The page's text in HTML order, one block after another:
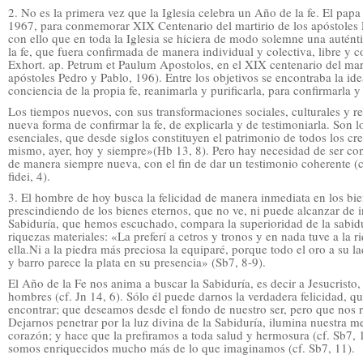
2. No es la primera vez que la Iglesia celebra un Año de la fe. El
1967, para conmemorar XIX Centenario del martirio de los apóstoles
con ello que en toda la Iglesia se hiciera de modo solemne una
la fe, que fuera confirmada de manera individual y colectiva, libre y
Exhort. ap. Petrum et Paulum Apostolos, en el XIX centenario del
apóstoles Pedro y Pablo, 196). Entre los objetivos se encontraba la
conciencia de la propia fe, reanimarla y purificarla, para confirmarla
Los tiempos nuevos, con sus transformaciones sociales, culturales y
nueva forma de confirmar la fe, de explicarla y de testimoniarla. Son
esenciales, que desde siglos constituyen el patrimonio de todos los
mismo, ayer, hoy y siempre»(Hb 13, 8). Pero hay necesidad de ser
de manera siempre nueva, con el fin de dar un testimonio coherente
fidei, 4).
3. El hombre de hoy busca la felicidad de manera inmediata en los
prescindiendo de los bienes eternos, que no ve, ni puede alcanzar
Sabiduría, que hemos escuchado, compara la superioridad de la
riquezas materiales: «La preferí a cetros y tronos y en nada tuve a la
ella.Ni a la piedra más preciosa la equiparé, porque todo el oro a su
y barro parece la plata en su presencia» (Sb7, 8-9).
El Año de la Fe nos anima a buscar la Sabiduría, es decir a
hombres (cf. Jn 14, 6). Sólo él puede darnos la verdadera felicidad,
encontrar; que deseamos desde el fondo de nuestro ser, pero que
Dejarnos penetrar por la luz divina de la Sabiduría, ilumina nuestra
corazón; y hace que la prefiramos a toda salud y hermosura (cf. Sb7,
somos enriquecidos mucho más de lo que imaginamos (cf. Sb7, 11).